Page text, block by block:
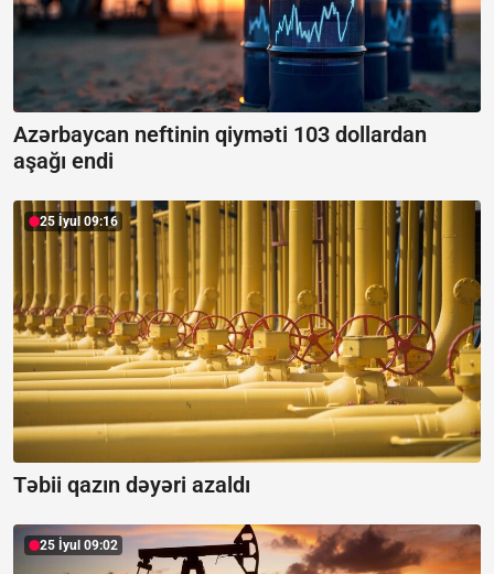
Azərbaycan neftinin qiyməti 103 dollardan
aşağı endi
25 İyul 09:16
Təbii qazın dəyəri azaldı
25 İyul 09:02